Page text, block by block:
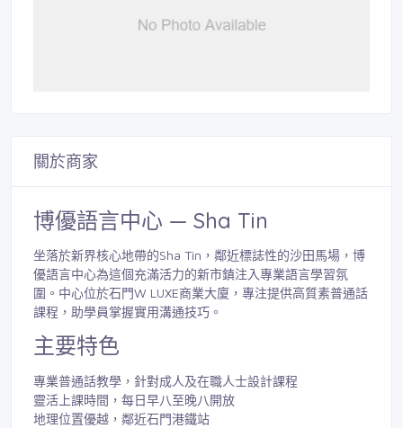
關於商家
博優語言中心 — Sha Tin
坐落於新界核心地帶的Sha Tin，鄰近標誌性的沙田馬場，博
優語言中心為這個充滿活力的新市鎮注入專業語言學習氛
圍。中心位於石門W LUXE商業大廈，專注提供高質素普通話
課程，助學員掌握實用溝通技巧。
主要特色
專業普通話教學，針對成人及在職人士設計課程
靈活上課時間，每日早八至晚八開放
地理位置優越，鄰近石門港鐵站